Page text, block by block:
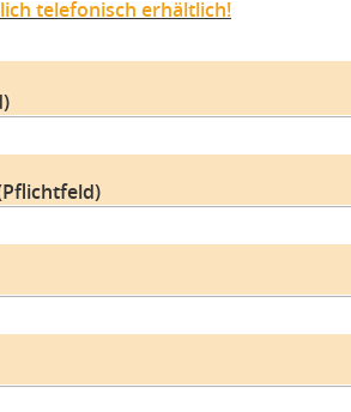
telefonisch erhältlich!